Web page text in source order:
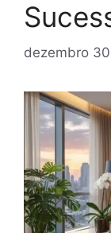
dezembro